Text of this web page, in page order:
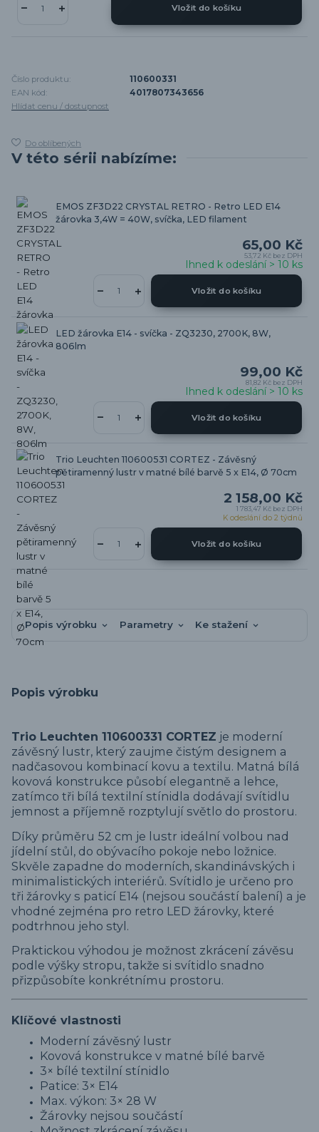
Vložit do košíku
Číslo produktu:
110600331
EAN kód:
4017807343656
Hlídat cenu / dostupnost
Do oblíbených
V této sérii nabízíme:
EMOS ZF3D22 CRYSTAL RETRO - Retro LED E14
žárovka 3,4W = 40W, svíčka, LED filament
65,00 Kč
53,72 Kč bez DPH
Ihned k odeslání > 10 ks
Vložit do košíku
LED žárovka E14 - svíčka - ZQ3230, 2700K, 8W,
806lm
99,00 Kč
81,82 Kč bez DPH
Ihned k odeslání > 10 ks
Vložit do košíku
Trio Leuchten 110600531 CORTEZ - Závěsný
pětiramenný lustr v matné bílé barvě 5 x E14, Ø 70cm
2 158,00 Kč
1 783,47 Kč bez DPH
K odeslání do 2 týdnů
Vložit do košíku
Popis výrobku Parametry Ke stažení
Popis výrobku
Trio Leuchten 110600331 CORTEZ je moderní
závěsný lustr, který zaujme čistým designem a
nadčasovou kombinací kovu a textilu. Matná bílá
kovová konstrukce působí elegantně a lehce,
zatímco tři bílá textilní stínidla dodávají svítidlu
jemnost a příjemně rozptylují světlo do prostoru.
Díky průměru 52 cm je lustr ideální volbou nad
jídelní stůl, do obývacího pokoje nebo ložnice.
Skvěle zapadne do moderních, skandinávských i
minimalistických interiérů. Svítidlo je určeno pro
tři žárovky s paticí E14 (nejsou součástí balení) a je
vhodné zejména pro retro LED žárovky, které
podtrhnou jeho styl.
Praktickou výhodou je možnost zkrácení závěsu
podle výšky stropu, takže si svítidlo snadno
přizpůsobíte konkrétnímu prostoru.
Klíčové vlastnosti
Moderní závěsný lustr
Kovová konstrukce v matné bílé barvě
3× bílé textilní stínidlo
Patice: 3× E14
Max. výkon: 3× 28 W
Žárovky nejsou součástí